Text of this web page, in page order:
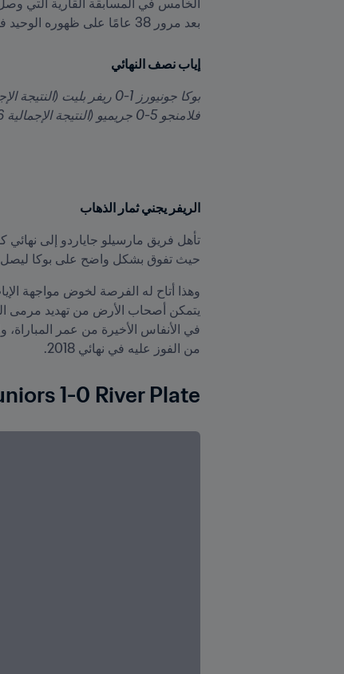
بعد مرور 38 عامًا على ظهوره الوحيد في المشهد الختامي. وفيما يلي، يستحضر
إياب نصف النهائي
فلامنجو 5-0 جريميو (النتيجة الإجمالية 6-1)
الريفر يجني ثمار الذهاب
حيث تفوق بشكل واضح على بوكا ليصل
من الفوز عليه في نهائي 2018.
1-0 River Plate